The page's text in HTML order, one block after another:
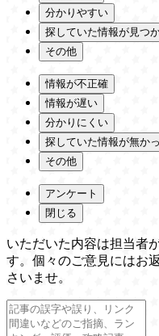
分かりやすい
探していた情報が見つ
その他
情報が不正確
情報が遅い
分かりにくい
探していた情報が無か
その他
アンケート
閉じる
いただいた内容は担当者
す。個々のご意見にはお
さいませ。